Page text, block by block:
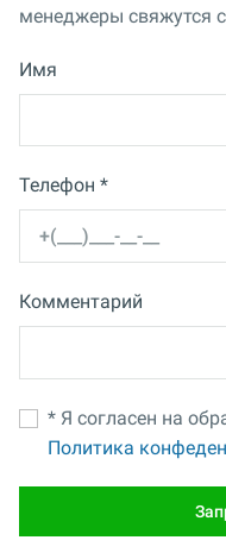
менеджеры свяжутся
Имя
Телефон *
Комментарий
* Я согласен на
Политика